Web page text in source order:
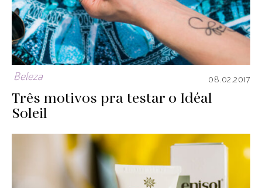
Beleza 08.02.2017
Três motivos pra testar o Idéal
Soleil